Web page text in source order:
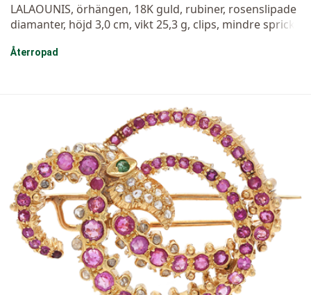
LALAOUNIS, örhängen, 18K guld, rubiner, rosenslipade
diamanter, höjd 3,0 cm, vikt 25,3 g, clips, mindre sprick
Återropad